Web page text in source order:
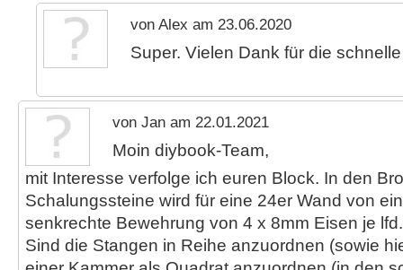
von Alex am 23.06.2020
Super. Vielen Dank für die
von Jan am 22.01.2021
Moin diybook-Team,
mit Interesse verfolge ich euren Block. In den
Schalungssteine wird für eine 24er Wand von
senkrechte Bewehrung von 4 x 8mm Eisen je
Sind die Stangen in Reihe anzuordnen (sowie